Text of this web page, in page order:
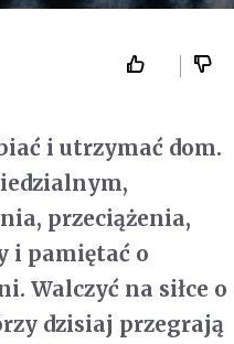
i utrzymać dom.
przeciążenia,
i pamiętać o
Walczyć na siłce o
dzisiaj przegrają